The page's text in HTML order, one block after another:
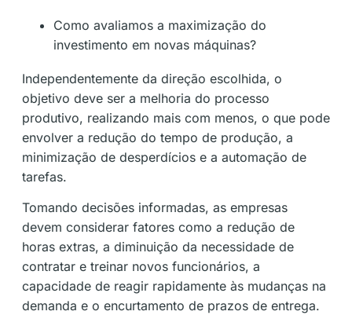
Como avaliamos a maximização do
investimento em novas máquinas?
Independentemente da direção escolhida, o
objetivo deve ser a melhoria do processo
produtivo, realizando mais com menos, o que pode
envolver a redução do tempo de produção, a
minimização de desperdícios e a automação de
tarefas.
Tomando decisões informadas, as empresas
devem considerar fatores como a redução de
horas extras, a diminuição da necessidade de
contratar e treinar novos funcionários, a
capacidade de reagir rapidamente às mudanças na
demanda e o encurtamento de prazos de entrega.